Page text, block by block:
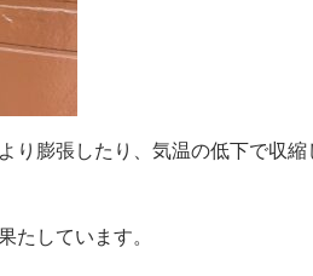
り膨張したり、気温の低下で収
たしています。